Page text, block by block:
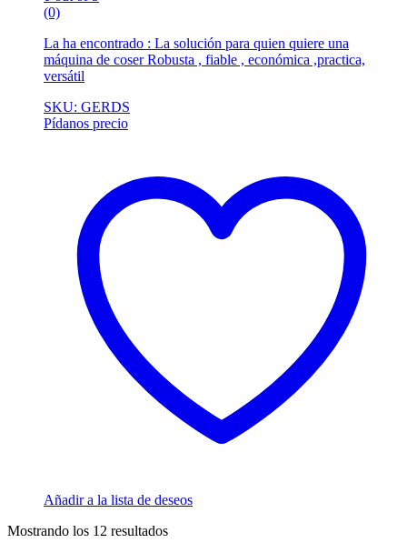
(0)
La ha encontrado : La solución para quien quiere una
máquina de coser Robusta , fiable , económica ,practica,
versátil
SKU: GERDS
Pídanos precio
Añadir a la lista de deseos
Mostrando los 12 resultados